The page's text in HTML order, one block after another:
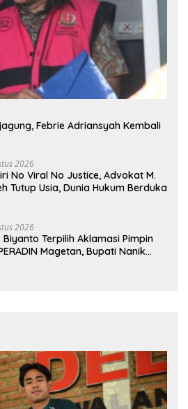
Febrie Adriansyah Kembali
2026
No Viral No Justice, Advokat M.
Tutup Usia, Dunia Hukum Berduka
2026
Terpilih Aklamasi Pimpin
Magetan, Bupati Nanik